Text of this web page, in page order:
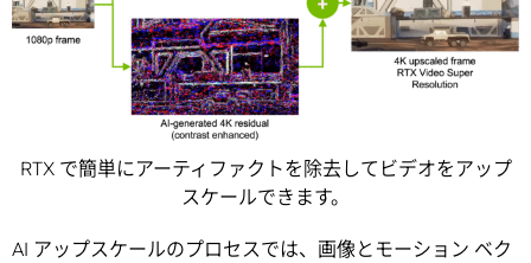
RTX で簡単にアーティファクトを除去してビデオをアップ
スケールできます。
AI アップスケールのプロセスでは、画像とモーション ベク